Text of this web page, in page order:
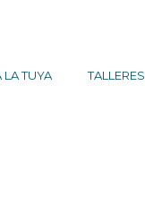
LA TUYA TALLERES